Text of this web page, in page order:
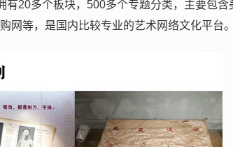
20多个板块，500多个专题分类，主要包含
网等，是国内比较专业的艺术网络文化平台。